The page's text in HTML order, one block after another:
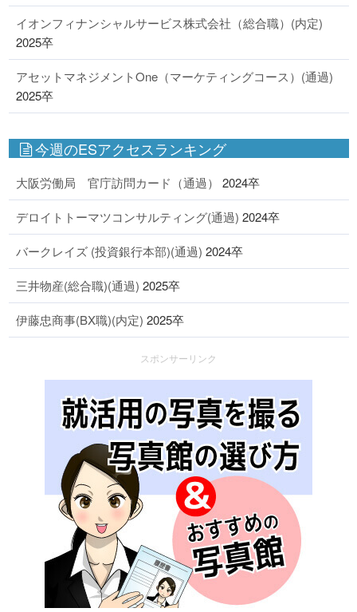
イオンフィナンシャルサービス株式会社（総合職）(内定)
2025卒
アセットマネジメントOne（マーケティングコース）(通過)
2025卒
今週のESアクセスランキング
大阪労働局 官庁訪問カード（通過） 2024卒
デロイトトーマツコンサルティング(通過) 2024卒
バークレイズ (投資銀行本部)(通過) 2024卒
三井物産(総合職)(通過) 2025卒
伊藤忠商事(BX職)(内定) 2025卒
スポンサーリンク